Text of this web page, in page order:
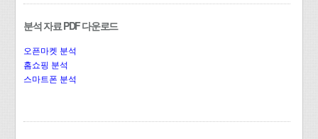
분석 자료 PDF 다운로드
오픈마켓 분석
홈쇼핑 분석
스마트폰 분석